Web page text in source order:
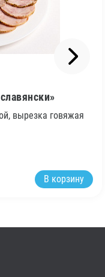
вырезка говяжая
В корзину